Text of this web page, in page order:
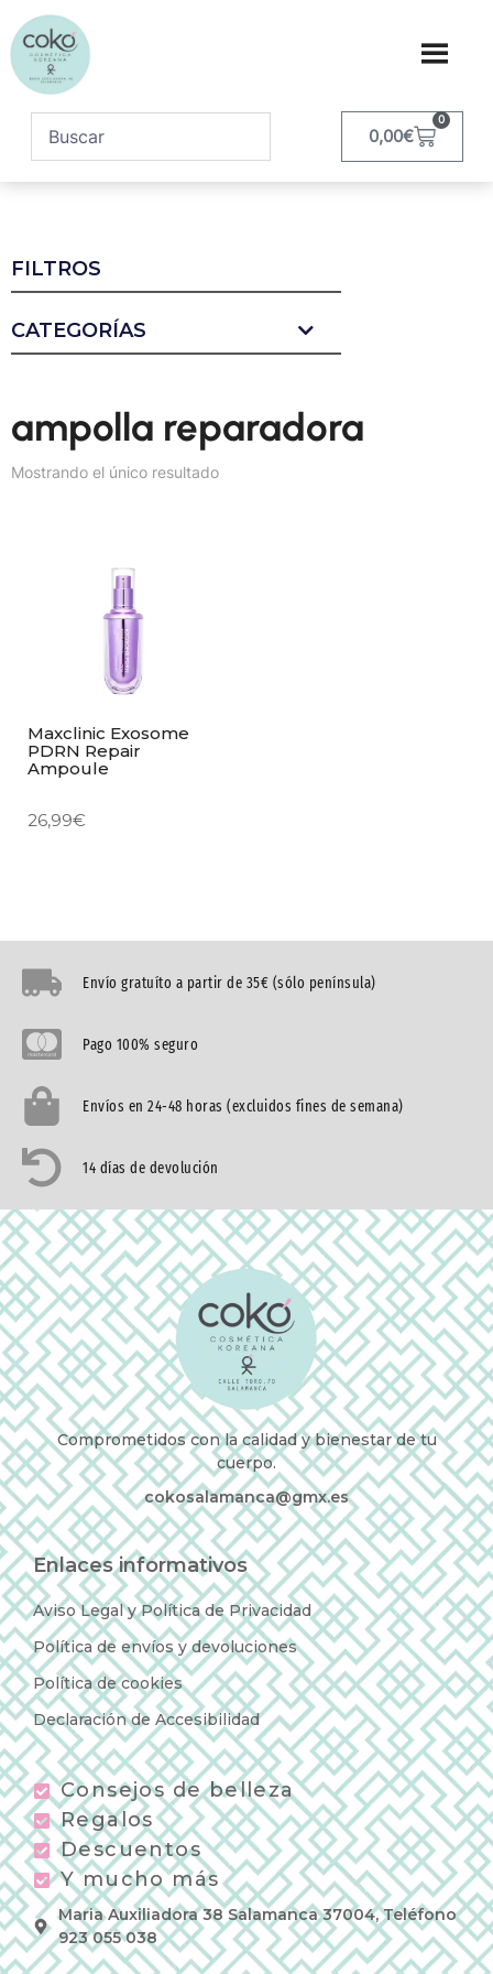
0,00€
0
FILTROS
CATEGORÍAS
ampolla reparadora
Mostrando el único resultado
Maxclinic Exosome
PDRN Repair
Ampoule
26,99€
Envío gratuíto a partir de 35€ (sólo península)
Pago 100% seguro
Envíos en 24-48 horas (excluidos fines de semana)
14 días de devolución
Comprometidos con la calidad y bienestar de tu
cuerpo.
cokosalamanca@gmx.es
Enlaces informativos
Aviso Legal y Política de Privacidad
Política de envíos y devoluciones
Política de cookies
Declaración de Accesibilidad
Consejos de belleza
Regalos
Descuentos
Y mucho más
Maria Auxiliadora 38 Salamanca 37004, Teléfono
923 055 038